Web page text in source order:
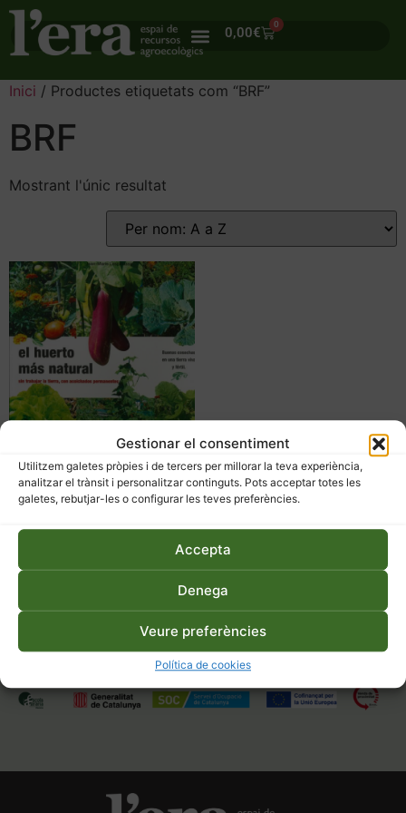
Gestionar el consentiment
Utilitzem galetes pròpies i de tercers per millorar la teva experiència,
analitzar el trànsit i personalitzar continguts. Pots acceptar totes les
galetes, rebutjar-les o configurar les teves preferències.
Accepta
Denega
Veure preferències
Política de cookies
0,00€
0
Inici / Productes etiquetats com “BRF”
BRF
Mostrant l'únic resultat
El huerto más natural
23,50€